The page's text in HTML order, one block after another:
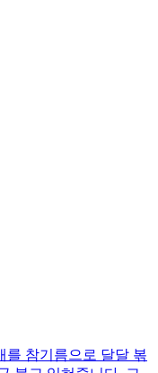
를 참기름으로 달달 볶